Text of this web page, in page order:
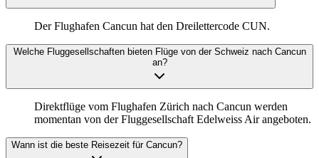
Der Flughafen Cancun hat den Dreilettercode CUN.
Welche Fluggesellschaften bieten Flüge von der Schweiz nach Cancun
an?
Direktflüge vom Flughafen Zürich nach Cancun werden
momentan von der Fluggesellschaft Edelweiss Air angeboten.
Wann ist die beste Reisezeit für Cancun?